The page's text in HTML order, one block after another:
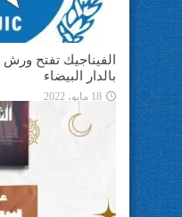
الفيناجيك تفتح ورش
بالدار البيضاء
18 مايو، 2022